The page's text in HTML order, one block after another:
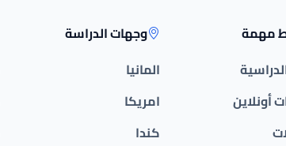
مهمة
أونلاين
وجهات الدراسة
المانيا
امريكا
كندا